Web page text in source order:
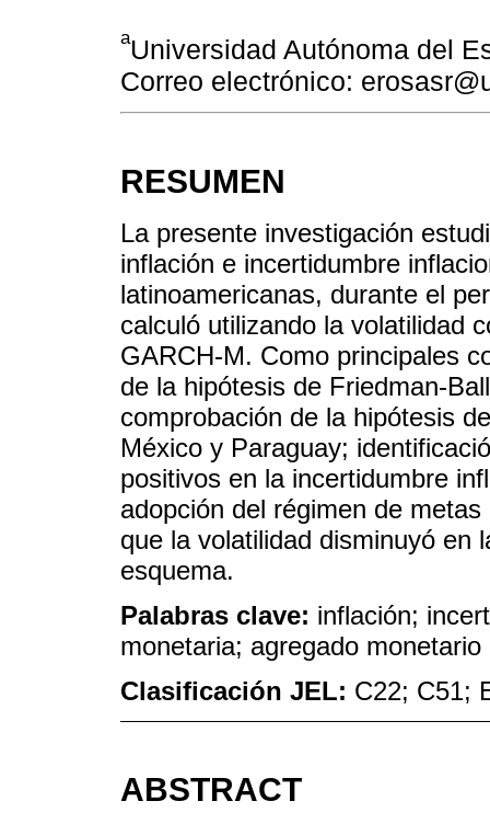
aUniversidad Autónoma del
Correo electrónico:
RESUMEN
La presente investigación
inflación e incertidumbre
latinoamericanas, durante el
calculó utilizando la volatilidad
GARCH-M. Como principales
de la hipótesis de Friedman-
comprobación de la hipótesis
México y Paraguay;
positivos en la incertidumbre
adopción del régimen de
que la volatilidad disminuyó en
esquema.
Palabras clave: inflación;
monetaria; agregado
Clasificación JEL: C22; C51;
ABSTRACT